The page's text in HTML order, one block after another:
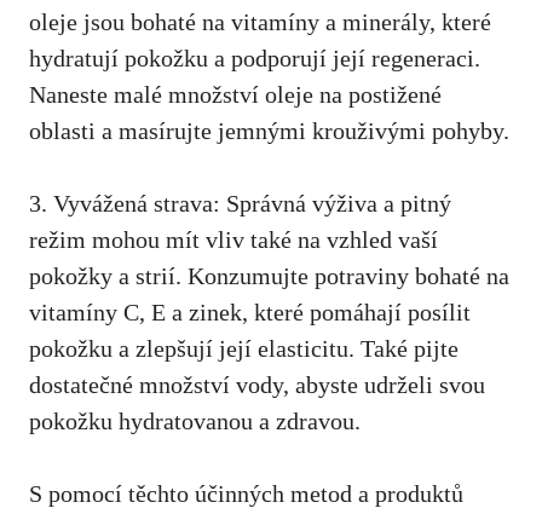
oleje jsou‌ bohaté ⁣na vitamíny ⁤a minerály, které
hydratují pokožku a podporují její regeneraci.
Naneste malé množství oleje na postižené
oblasti a ⁣masírujte jemnými krouživými pohyby.
3. Vyvážená ⁤strava: Správná výživa a pitný
režim mohou‍ mít vliv také na vzhled vaší
pokožky a strií. Konzumujte potraviny bohaté na
vitamíny C,‍ E‌ a zinek, které pomáhají posílit
pokožku a zlepšují její elasticitu. Také pijte
dostatečné množství vody, abyste udrželi svou
pokožku hydratovanou a zdravou.
S ⁣pomocí těchto účinných metod a produktů